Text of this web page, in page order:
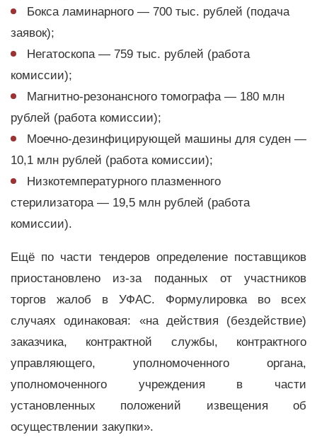
Бокса ламинарного — 700 тыс. рублей (подача
заявок);
Негатоскопа — 759 тыс. рублей (работа
комиссии);
Магнитно-резонансного томографа — 180 млн
рублей (работа комиссии);
Моечно-дезинфицирующей машины для суден —
10,1 млн рублей (работа комиссии);
Низкотемпературного плазменного
стерилизатора — 19,5 млн рублей (работа
комиссии).
Ещё по части тендеров определение поставщиков
приостановлено из-за поданных от участников
торгов жалоб в УФАС. Формулировка во всех
случаях одинаковая: «на действия (бездействие)
заказчика, контрактной службы, контрактного
управляющего, уполномоченного органа,
уполномоченного учреждения в части
установленных положений извещения об
осуществлении закупки».